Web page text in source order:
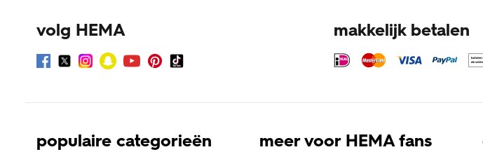
volg HEMA makkelijk betalen
populaire categorieën meer voor HEMA fans